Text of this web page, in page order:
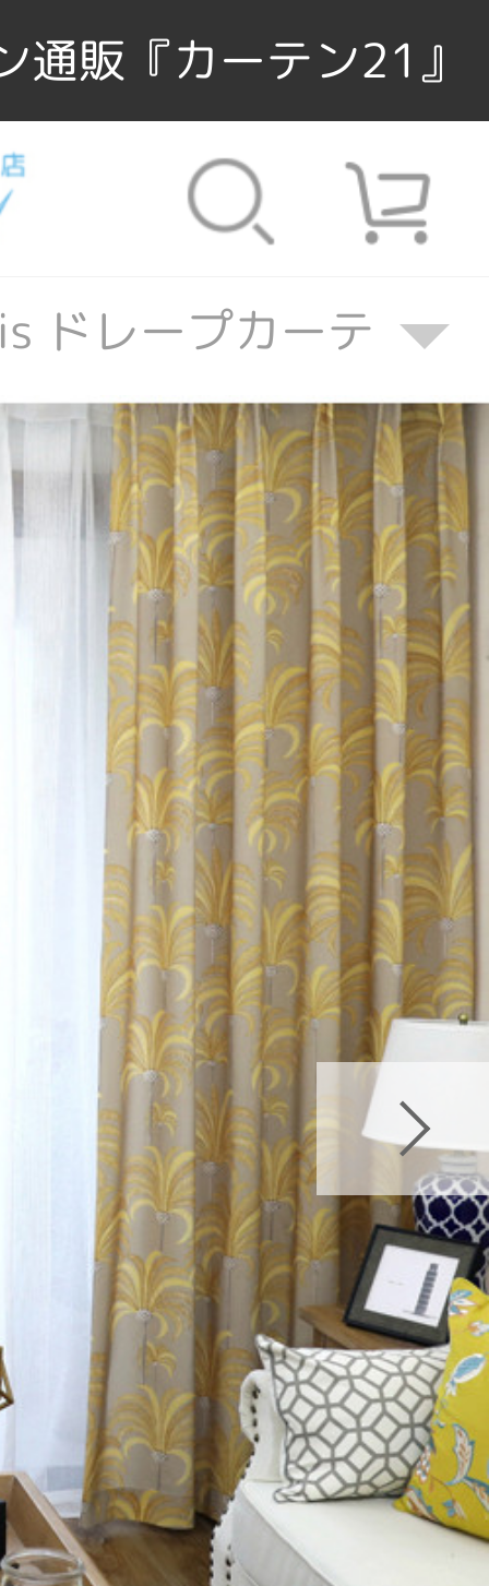
販『カーテン21』
ドレープカーテン
ープカーテン
プカーテン
テン
レープカーテン
Exquis ドレープカー
>Exquis ドレープ
カーテン
Exquis ドレープカー
ドレープカーテン
プカーテン
>Exquis ドレープ
Exquis ドレープカー
プカーテン
カーテン